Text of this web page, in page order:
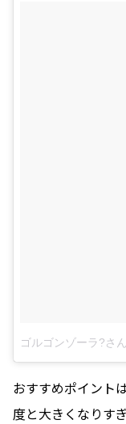
おすすめポイントは
度と大きくなりす